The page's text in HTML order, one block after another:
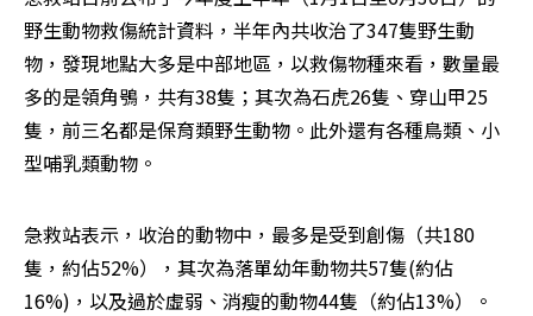
野生動物救傷統計資料，半年內共收治了347隻野生動
物，發現地點大多是中部地區，以救傷物種來看，數量最
多的是領角鴞，共有38隻；其次為石虎26隻、穿山甲25
隻，前三名都是保育類野生動物。此外還有各種鳥類、小
型哺乳類動物。
急救站表示，收治的動物中，最多是受到創傷（共180
隻，約佔52%），其次為落單幼年動物共57隻(約佔
16%)，以及過於虛弱、消瘦的動物44隻（約佔13%）。